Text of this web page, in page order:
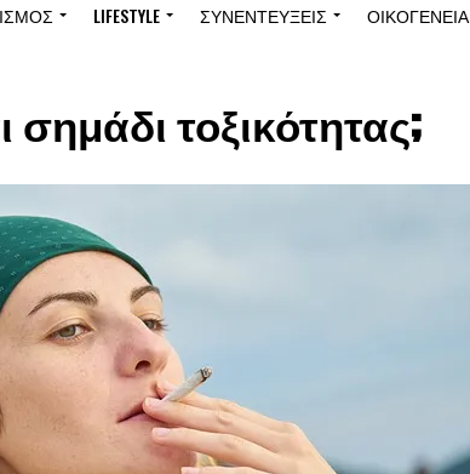
LIFESTYLE ΣΥΝΕΝΤΕΎΞΕΙΣ ΟΙΚΟΓΈΝΕΙΑ
σημάδι τοξικότητας;